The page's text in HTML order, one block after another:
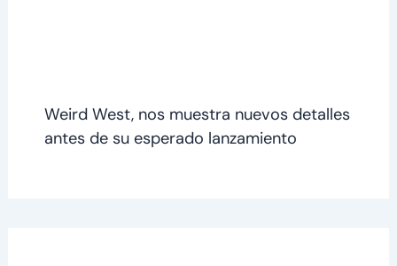
Weird West, nos muestra nuevos detalles
antes de su esperado lanzamiento